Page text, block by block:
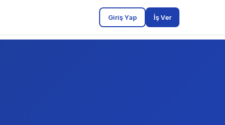
Giriş Yap İş Ver